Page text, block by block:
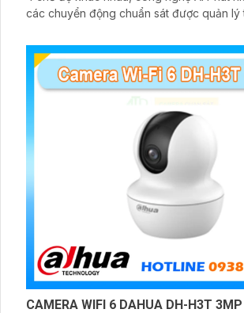
các chuyển động chuẩn sát được quản lý
CAMERA WIFI 6 DAHUA DH-H3T 3MP